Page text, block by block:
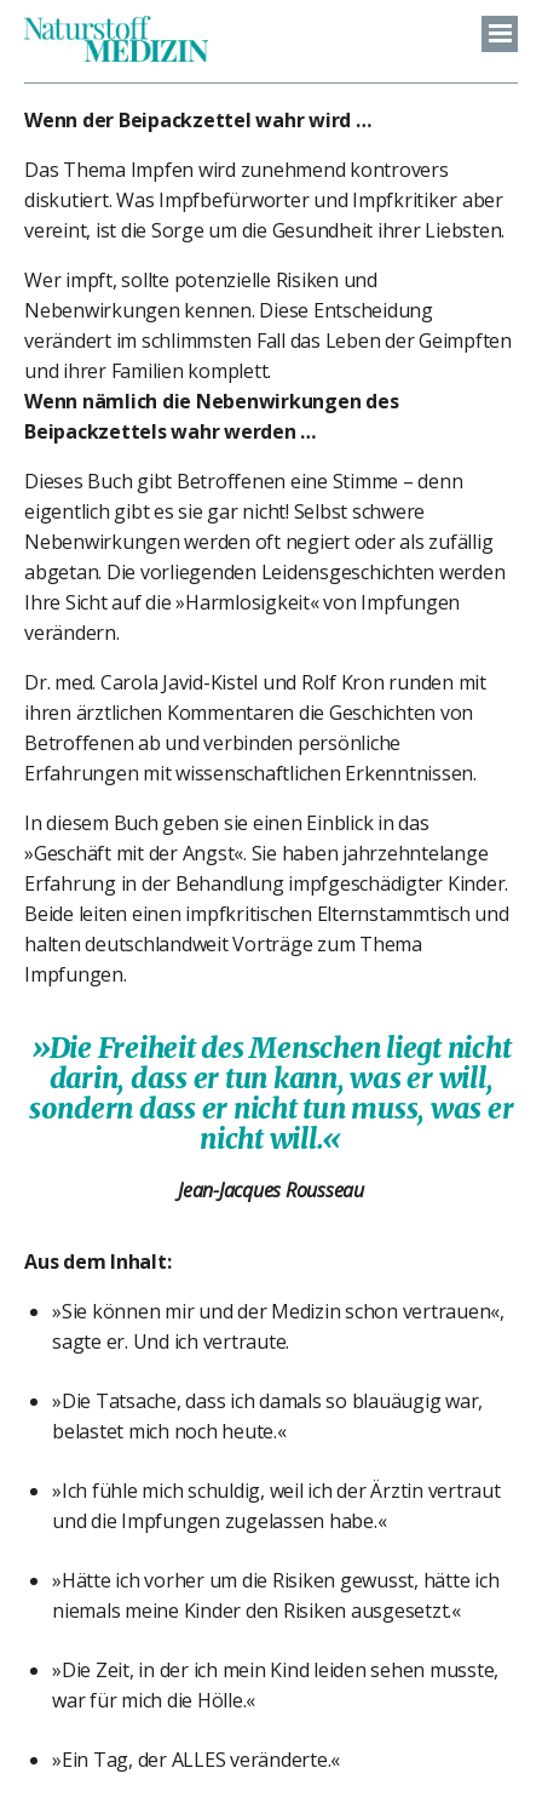
Wenn der Beipackzettel wahr wird …
Das Thema Impfen wird zunehmend kontrovers
diskutiert. Was Impfbefürworter und Impfkritiker aber
vereint, ist die Sorge um die Gesundheit ihrer Liebsten.
Wer impft, sollte potenzielle Risiken und
Nebenwirkungen kennen. Diese Entscheidung
verändert im schlimmsten Fall das Leben der Geimpften
und ihrer Familien komplett.
Wenn nämlich die Nebenwirkungen des
Beipackzettels wahr werden …
Dieses Buch gibt Betroffenen eine Stimme – denn
eigentlich gibt es sie gar nicht! Selbst schwere
Nebenwirkungen werden oft negiert oder als zufällig
abgetan. Die vorliegenden Leidensgeschichten werden
Ihre Sicht auf die »Harmlosigkeit« von Impfungen
verändern.
Dr. med. Carola Javid-Kistel und Rolf Kron runden mit
ihren ärztlichen Kommentaren die Geschichten von
Betroffenen ab und verbinden persönliche
Erfahrungen mit wissenschaftlichen Erkenntnissen.
In diesem Buch geben sie einen Einblick in das
»Geschäft mit der Angst«. Sie haben jahrzehntelange
Erfahrung in der Behandlung impfgeschädigter Kinder.
Beide leiten einen impfkritischen Elternstammtisch und
halten deutschlandweit Vorträge zum Thema
Impfungen.
»Die Freiheit des Menschen liegt nicht
darin, dass er tun kann, was er will,
sondern dass er nicht tun muss, was er
nicht will.«
Jean-Jacques Rousseau
Aus dem Inhalt:
»Sie können mir und der Medizin schon vertrauen«,
sagte er. Und ich vertraute.
»Die Tatsache, dass ich damals so blauäugig war,
belastet mich noch heute.«
»Ich fühle mich schuldig, weil ich der Ärztin vertraut
und die Impfungen zugelassen habe.«
»Hätte ich vorher um die Risiken gewusst, hätte ich
niemals meine Kinder den Risiken ausgesetzt.«
»Die Zeit, in der ich mein Kind leiden sehen musste,
war für mich die Hölle.«
»Ein Tag, der ALLES veränderte.«